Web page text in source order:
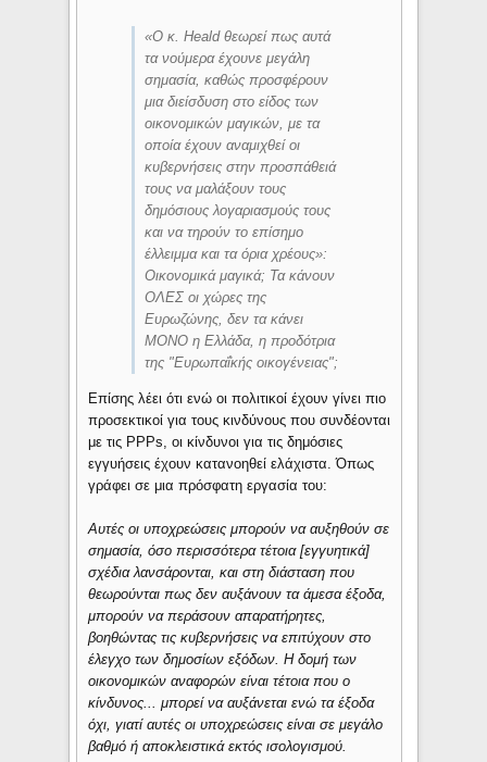
«Ο κ. Heald θεωρεί πως αυτά
τα νούμερα έχουνε μεγάλη
σημασία, καθώς προσφέρουν
μια διείσδυση στο είδος των
οικονομικών μαγικών, με τα
οποία έχουν αναμιχθεί οι
κυβερνήσεις στην προσπάθειά
τους να μαλάξουν τους
δημόσιους λογαριασμούς τους
και να τηρούν το επίσημο
έλλειμμα και τα όρια χρέους»:
Οικονομικά μαγικά; Τα κάνουν
ΟΛΕΣ οι χώρες της
Ευρωζώνης, δεν τα κάνει
ΜΟΝΟ η Ελλάδα, η προδότρια
της "Ευρωπαΐκής οικογένειας";
Επίσης λέει ότι ενώ οι πολιτικοί έχουν γίνει πιο
προσεκτικοί για τους κινδύνους που συνδέονται
με τις PPPs, οι κίνδυνοι για τις δημόσιες
εγγυήσεις έχουν κατανοηθεί ελάχιστα. Όπως
γράφει σε μια πρόσφατη εργασία του:
Αυτές οι υποχρεώσεις μπορούν να αυξηθούν σε
σημασία, όσο περισσότερα τέτοια [εγγυητικά]
σχέδια λανσάρονται, και στη διάσταση που
θεωρούνται πως δεν αυξάνουν τα άμεσα έξοδα,
μπορούν να περάσουν απαρατήρητες,
βοηθώντας τις κυβερνήσεις να επιτύχουν στο
έλεγχο των δημοσίων εξόδων. Η δομή των
οικονομικών αναφορών είναι τέτοια που ο
κίνδυνος... μπορεί να αυξάνεται ενώ τα έξοδα
όχι, γιατί αυτές οι υποχρεώσεις είναι σε μεγάλο
βαθμό ή αποκλειστικά εκτός ισολογισμού.